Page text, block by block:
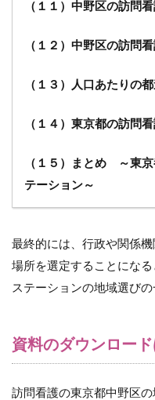
（１１）中野区の訪問
（１２）中野区の訪問
（１３）人口あたりの
（１４）東京都の訪問
（１５）まとめ ～東
テーション～
最終的には、行政や関係
場所を選定することにな
ステーションの地域選びの
資料のダウンロー
訪問看護の東京都中野区